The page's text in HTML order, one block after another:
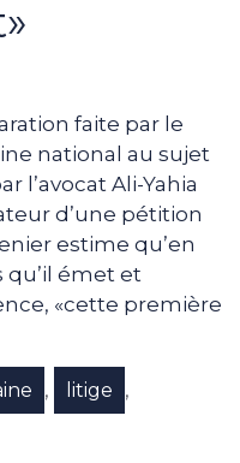
faite par le
national au sujet
l’avocat Ali-Yahia
d’une pétition
estime qu’en
émet et
«cette première
, litige ,